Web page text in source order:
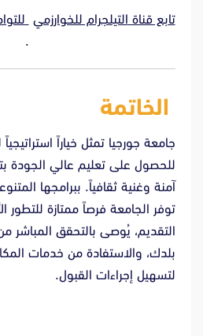
تابع قناة التيلجرام للخوارزمي
.
الخاتمة
جامعة جورجيا تمثل خياراً
للحصول على تعليم عالي الجودة
آمنة وغنية ثقافياً. ببرامجها
توفر الجامعة فرصاً ممتازة للتطور
التقديم، يُوصى بالتحقق
بلدك، والاستفادة من خدمات
لتسهيل إجراءات القبول.